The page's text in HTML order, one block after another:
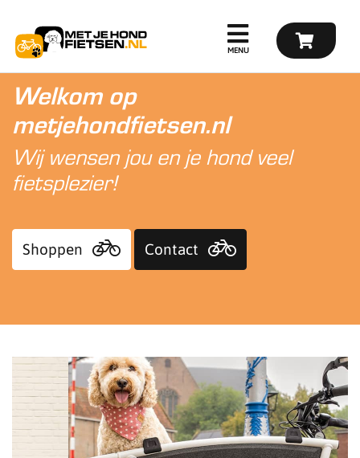
Welkom op
metjehondfietsen.nl
Wij wensen jou en je hond veel
fietsplezier!
Shoppen Contact